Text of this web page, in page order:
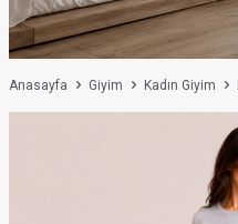
Anasayfa Giyim Kadın Giyim